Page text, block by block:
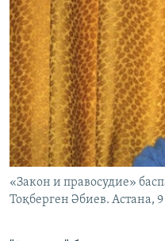
Search
ӘЛЕМ
АРНАЙЫ ЖОБАЛАР
Русский
ЖАЗЫЛЫҢЫЗ
Басқа тілдерде
«Закон и правосудие»
Тоқберген Әбиев. Астана,